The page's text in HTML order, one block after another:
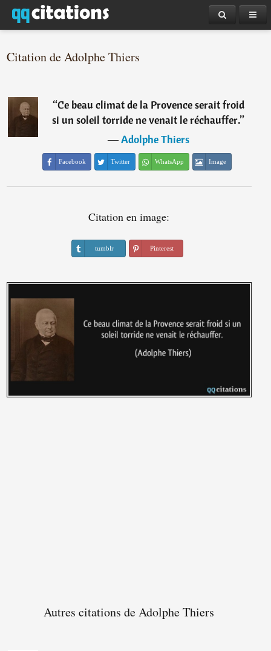
Citation de Adolphe Thiers
“Ce beau climat de la Provence serait froid
si un soleil torride ne venait le réchauffer.”
―Adolphe Thiers
Facebook Twitter WhatsApp Image
Citation en image:
tumblr Pinterest
Autres citations de Adolphe Thiers